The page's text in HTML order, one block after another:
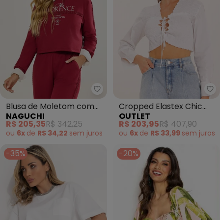
Naguchi - Blusa de Moletom
Blusa de Moletom com
Renda (Bordo)
NAGUCHI
R$ 205,35R$ 342,25
ou 6x de R$ 34,22 sem juros
Cropped Elastex Chic
(Branco)
OUTLET
R$ 203,95R$ 407,90
ou 6x de R$ 33,99 sem juros
-35% -20%